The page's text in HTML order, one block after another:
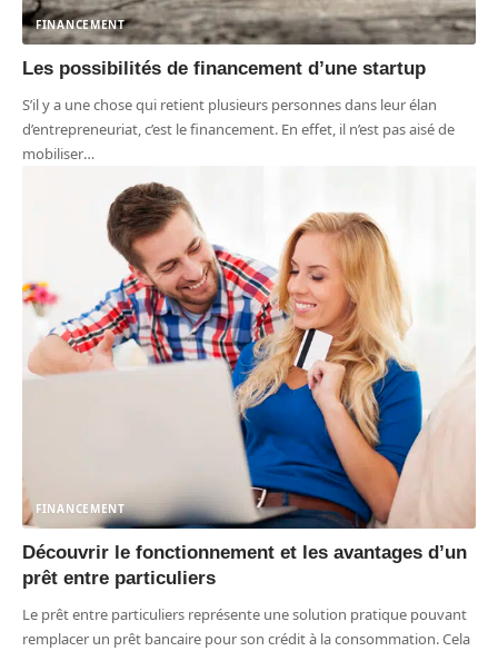
FINANCEMENT
Les possibilités de financement d’une startup
S’il y a une chose qui retient plusieurs personnes dans leur élan
d’entrepreneuriat, c’est le financement. En effet, il n’est pas aisé de
mobiliser…
FINANCEMENT
Découvrir le fonctionnement et les avantages d’un
prêt entre particuliers
Le prêt entre particuliers représente une solution pratique pouvant
remplacer un prêt bancaire pour son crédit à la consommation. Cela